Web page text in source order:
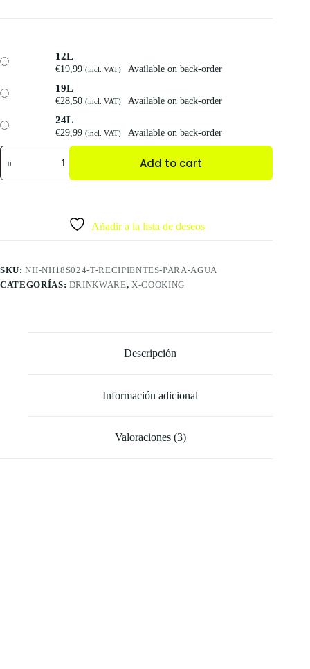
12L
€19,99 (incl. VAT) Available on back-order
19L
€28,50 (incl. VAT) Available on back-order
24L
€29,99 (incl. VAT) Available on back-order
Add to cart
Añadir a la lista de deseos
SKU:NH-NH18S024-T-RECIPIENTES-PARA-AGUA
CATEGORÍAS: DRINKWARE, X-COOKING
Descripción
Información adicional
Valoraciones (3)